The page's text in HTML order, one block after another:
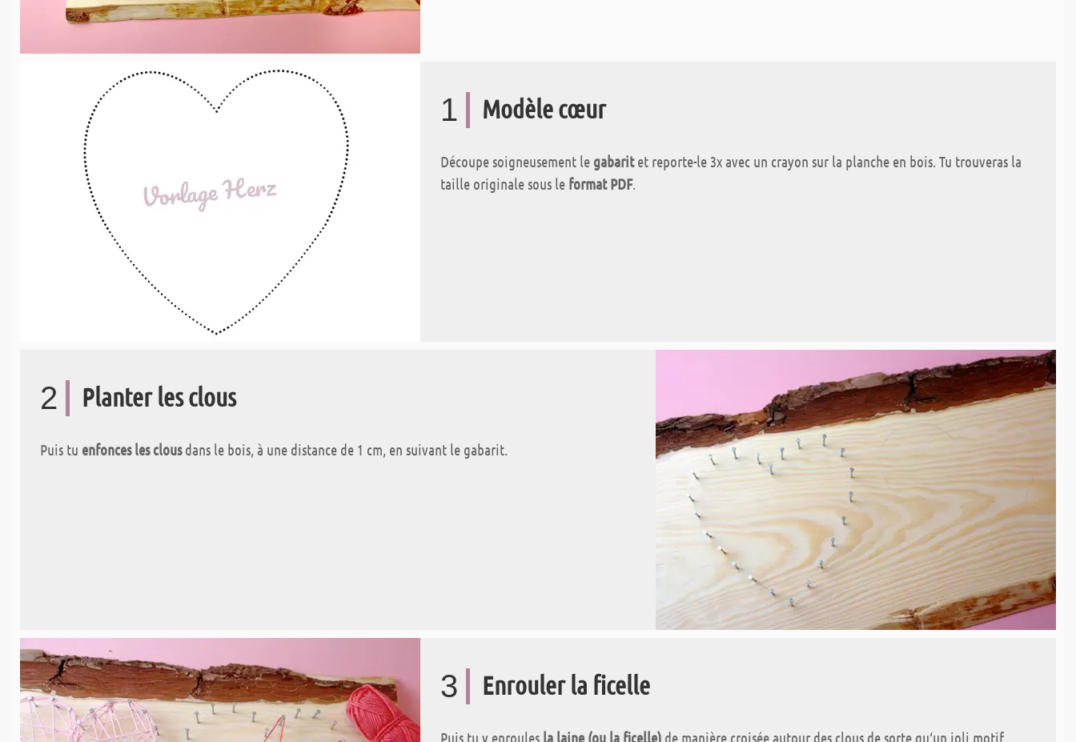
1 Modèle cœur
Découpe soigneusement le gabaritet reporte-le 3x avec un crayon sur la planche en bois. Tu trouveras la
taille originale sous le format PDF.
2 Planter les clous
Puis tu enfonces les clousdans le bois, à une distance de 1 cm, en suivant le gabarit.
3 Enrouler la ficelle
Puis tu y enroules la laine (ou la ficelle) de manière croisée autour des clous de sorte qu‘un joli motif